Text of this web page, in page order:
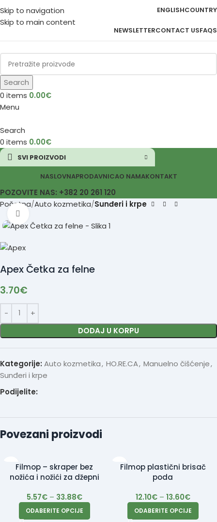
Skip to navigation
Skip to main content
ENGLISHCOUNTRY
NEWSLETTERCONTACT USFAQS
Search
0 items 0.00€
Menu
Search
0 items 0.00€
SVI PROIZVODI
NASLOVNAPRODAVNICAO NAMAKONTAKT
POZOVITE NAS: +382 20 261 120
Početna Auto kozmetika Sunđeri i krpe
Apex Četka za felne
3.70€
DODAJ U KORPU
Kategorije: Auto kozmetika, HO.RE.CA, Manuelno čišćenje,
Sunđeri i krpe
Podijelite:
Povezani proizvodi
Filmop – skraper bez
nožića i nožići za džepni
5.57€ – 33.88€
ODABERITE OPCIJE
Filmop plastični brisač
poda
12.10€ – 13.60€
ODABERITE OPCIJE